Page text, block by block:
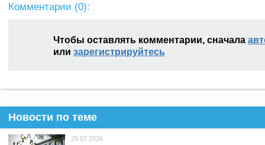
Комментарии (0):
Чтобы оставлять комментарии, сначала
или зарегистрируйтесь
Новости по теме
29.07.2026